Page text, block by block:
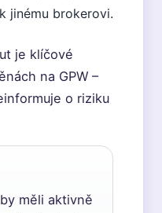
jinému brokerovi.
je klíčové
na GPW –
o riziku
měli aktivně